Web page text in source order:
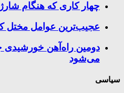
چهار کاری که هنگام شارژ
عجیب‌ترین عوامل مختل
دومین راه‌آهن خورشیدی
می‌شود
سیاسی